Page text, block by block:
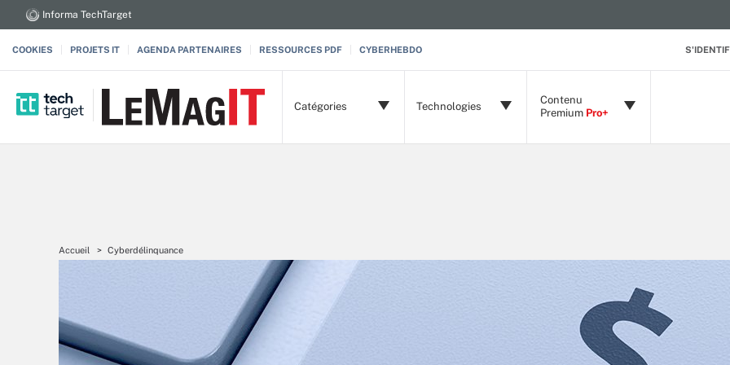
Informa TechTarget
COOKIES PROJETS IT AGENDA PARTENAIRES RESSOURCES PDF CYBERHEBDO
Catégories Technologies
Contenu
Premium Pro+
Accueil Cyberdélinquance